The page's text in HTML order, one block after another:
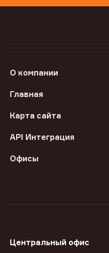
О компании
Главная
Карта сайта
API Интеграция
Офисы
Центральный офис